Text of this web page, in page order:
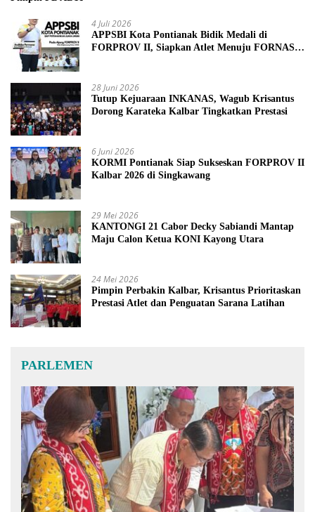
4 Juli 2026
APPSBI Kota Pontianak Bidik Medali di
FORPROV II, Siapkan Atlet Menuju FORNAS
28 Juni 2026
Tutup Kejuaraan INKANAS, Wagub Krisantus
Dorong Karateka Kalbar Tingkatkan Prestasi
6 Juni 2026
KORMI Pontianak Siap Sukseskan FORPROV II
Kalbar 2026 di Singkawang
29 Mei 2026
KANTONGI 21 Cabor Decky Sabiandi Mantap
Maju Calon Ketua KONI Kayong Utara
24 Mei 2026
Pimpin Perbakin Kalbar, Krisantus Prioritaskan
Prestasi Atlet dan Penguatan Sarana Latihan
PARLEMEN